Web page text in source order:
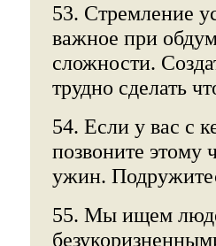
53. Стремление
важное при
сложности.
трудно сделать
54. Если у вас с
позвоните этому
ужин.
55. Мы ищем